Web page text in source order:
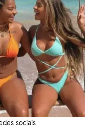
sociais